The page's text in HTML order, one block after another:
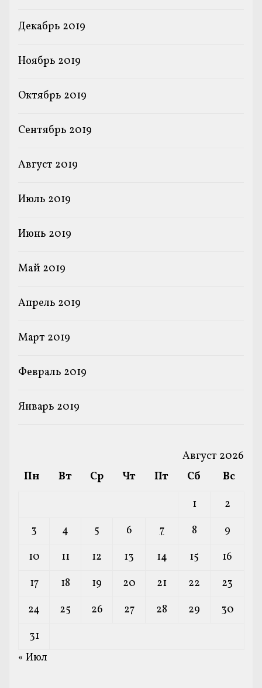
Декабрь 2019
Ноябрь 2019
Октябрь 2019
Сентябрь 2019
Август 2019
Июль 2019
Июнь 2019
Май 2019
Апрель 2019
Март 2019
Февраль 2019
Январь 2019
Август 2026
Пн
Вт Ср Чт Пт Сб
Вс
1
2
3
4 5 6 7 8
9
10
11 12 13 14 15
16
17
18 19 20 21 22
23
24
25 26 27 28 29
30
31
« Июл